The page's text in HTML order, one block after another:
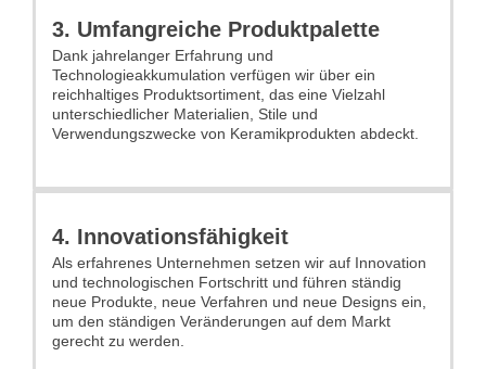
3. Umfangreiche Produktpalette
Dank jahrelanger Erfahrung und
Technologieakkumulation verfügen wir über ein
reichhaltiges Produktsortiment, das eine Vielzahl
unterschiedlicher Materialien, Stile und
Verwendungszwecke von Keramikprodukten abdeckt.
4. Innovationsfähigkeit
Als erfahrenes Unternehmen setzen wir auf Innovation
und technologischen Fortschritt und führen ständig
neue Produkte, neue Verfahren und neue Designs ein,
um den ständigen Veränderungen auf dem Markt
gerecht zu werden.